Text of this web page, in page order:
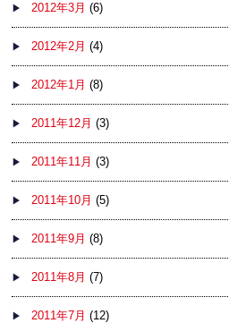
2012年3月 (6)
2012年2月 (4)
2012年1月 (8)
2011年12月 (3)
2011年11月 (3)
2011年10月 (5)
2011年9月 (8)
2011年8月 (7)
2011年7月 (12)